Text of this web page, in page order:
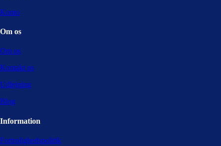
Konto
Om os
Om os
Kontakt os
Udlejning
Blog
Information
Fortrolighedspolitik